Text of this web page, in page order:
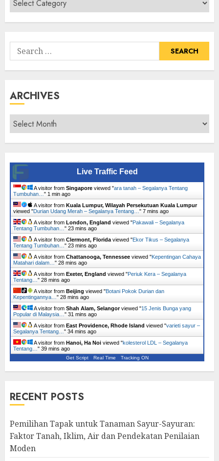
Senarai
Tumbuhan
Search
for:
ARCHIVES
Archives
Live Traffic Feed
A visitor from Singapore viewed "ara tanah – Segalanya Tentang
Tumbuhan… " 1 min ago
A visitor from Kuala Lumpur, Wilayah Persekutuan Kuala Lumpur
viewed "Durian Udang Merah – Segalanya Tentang… " 7 mins ago
A visitor from London, England viewed "Pakawali – Segalanya
Tentang Tumbuhan… " 23 mins ago
A visitor from Clermont, Florida viewed "Ekor Tikus – Segalanya
Tentang Tumbuhan… " 23 mins ago
A visitor from Chattanooga, Tennessee viewed "Kepentingan Cahaya
Matahari dalam… " 28 mins ago
A visitor from Exeter, England viewed "Periuk Kera – Segalanya
Tentang… " 28 mins ago
A visitor from Beijing viewed "Botani Pokok Durian dan
Kepentingannya… " 28 mins ago
A visitor from Shah Alam, Selangorviewed "15 Jenis Bunga yang
Popular di Malaysia… " 31 mins ago
A visitor from East Providence, Rhode Island viewed "varieti sayur –
Segalanya Tentang… " 34 mins ago
A visitor from Hanoi, Ha Noi viewed "kolesterol LDL – Segalanya
Tentang… " 39 mins ago
Get Script Real Time Tracking ON
RECENT POSTS
Pemilihan Tapak untuk Tanaman Sayur-Sayuran:
Faktor Tanah, Iklim, Air dan Pendekatan Penilaian
Moden